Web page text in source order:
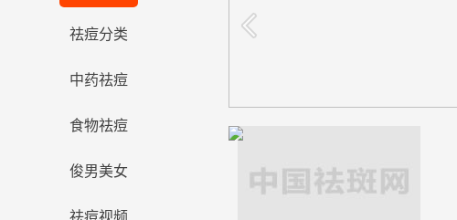
祛痘分类
中药祛痘
食物祛痘
俊男美女
祛痘视频
分斑分治，古汉堂最新科技祛斑成